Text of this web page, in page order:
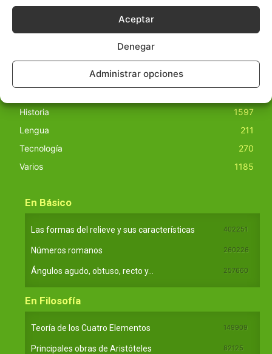
Aceptar
Denegar
Administrar opciones
Historia
1597
Lengua
211
Tecnología
270
Varios
1185
En Básico
Las formas del relieve y sus características 402251
Números romanos 260226
Ángulos agudo, obtuso, recto y... 257660
En Filosofía
Teoría de los Cuatro Elementos 149909
Principales obras de Aristóteles 82125